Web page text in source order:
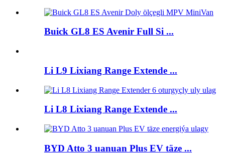
Buick GL8 ES Avenir Full Si ...
Li L9 Lixiang Range Extende ...
Li L8 Lixiang Range Extende ...
BYD Atto 3 uanuan Plus EV täze ...